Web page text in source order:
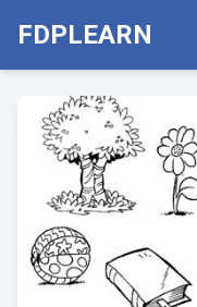
FDPLEARN